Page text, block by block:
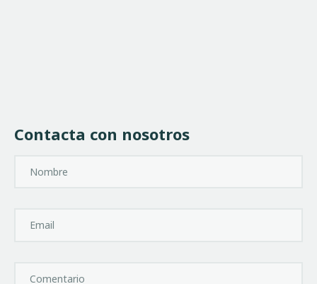
Contacta con nosotros